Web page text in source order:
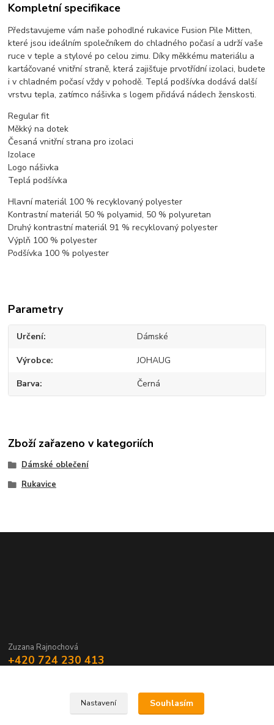
Kompletní specifikace
Představujeme vám naše pohodlné rukavice Fusion Pile Mitten,
které jsou ideálním společníkem do chladného počasí a udrží vaše
ruce v teple a stylové po celou zimu. Díky měkkému materiálu a
kartáčované vnitřní straně, která zajišťuje prvotřídní izolaci, budete
i v chladném počasí vždy v pohodě. Teplá podšívka dodává další
vrstvu tepla, zatímco nášivka s logem přidává nádech ženskosti.
Regular fit
Měkký na dotek
Česaná vnitřní strana pro izolaci
Izolace
Logo nášivka
Teplá podšívka
Hlavní materiál 100 % recyklovaný polyester
Kontrastní materiál 50 % polyamid, 50 % polyuretan
Druhý kontrastní materiál 91 % recyklovaný polyester
Výplň 100 % polyester
Podšívka 100 % polyester
Parametry
Určení Dámské
Výrobce JOHAUG
Barva Černá
Zboží zařazeno v kategoriích
Dámské oblečení
Rukavice
Zuzana Rajnochová
+420 724 230 413
Nastavení Souhlasím